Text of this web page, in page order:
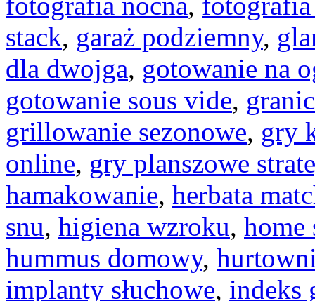
stack, garaż podziemny,
dla dwojga, gotowanie na
gotowanie sous vide,
grillowanie sezonowe, gry
online, gry planszowe
hamakowanie, herbata
snu, higiena wzroku, home
hummus domowy,
implanty słuchowe, indeks